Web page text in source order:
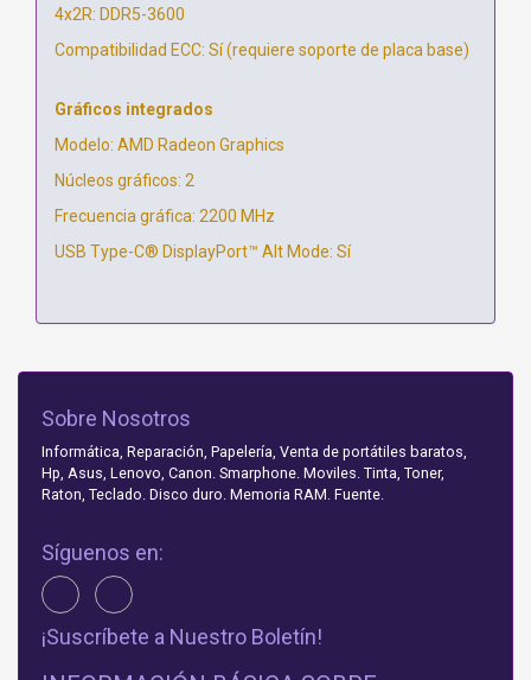
4x2R: DDR5-3600
Compatibilidad ECC: Sí (requiere soporte de placa base)
Gráficos integrados
Modelo: AMD Radeon Graphics
Núcleos gráficos: 2
Frecuencia gráfica: 2200 MHz
USB Type-C® DisplayPort™ Alt Mode: Sí
Sobre Nosotros
Informática, Reparación, Papelería, Venta de portátiles baratos,
Hp, Asus, Lenovo, Canon. Smarphone. Moviles. Tinta, Toner,
Raton, Teclado. Disco duro. Memoria RAM. Fuente.
Síguenos en:
¡Suscríbete a Nuestro Boletín!